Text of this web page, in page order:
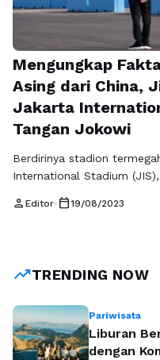
Mengungkap
Asing dari China,
Jakarta
Tangan Jokowi
Berdirinya stadion
International Stadium
Proyek megah ini menjadi
internasional ini dalam era
person Editor• calendar_today19/08/2023
trending_upTRENDING NOW
Pariwisata
Liburan
dengan